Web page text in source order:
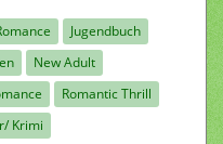
Jugendbuch
New Adult
Romantic Thrill
Krimi